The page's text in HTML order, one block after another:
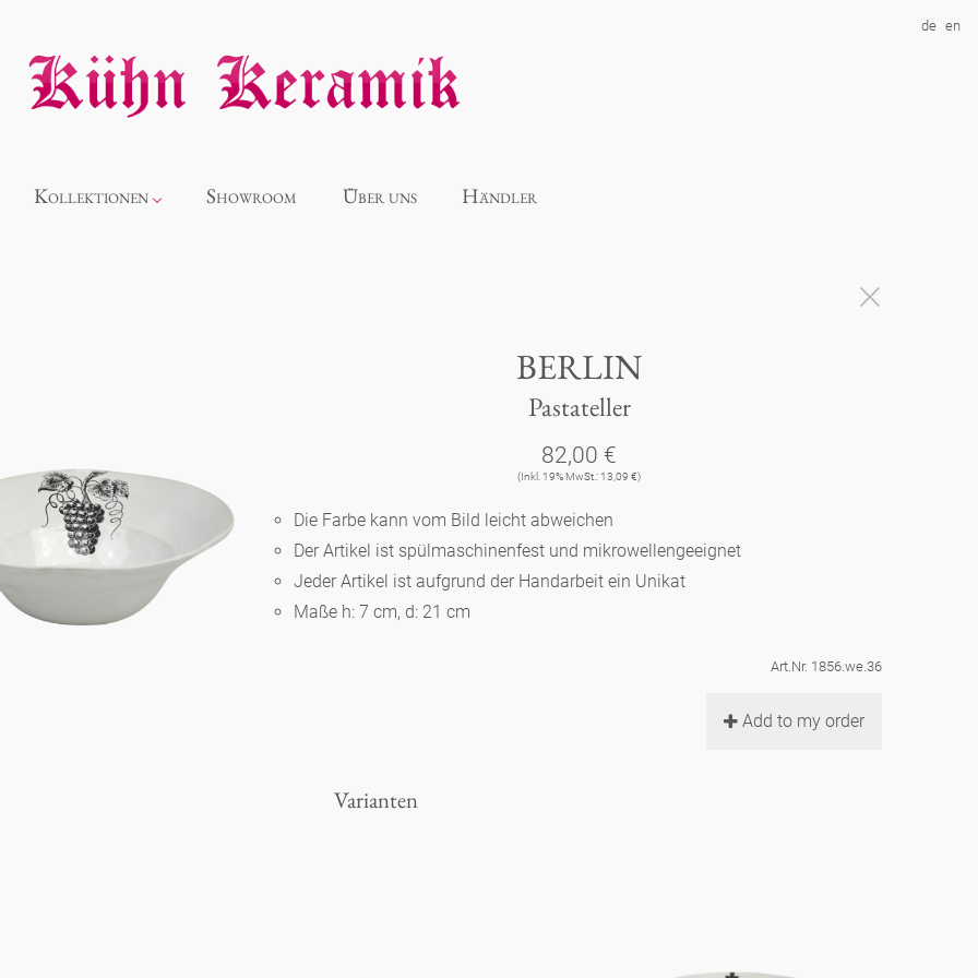
de en
Kollektionen
Souvenir
Berlin
Slumberland
Showroom Über uns Händler
BERLIN
Pastateller
82,00 €
(Inkl. 19% MwSt.: 13,09 €)
Die Farbe kann vom Bild leicht abweichen
Der Artikel ist spülmaschinenfest und mikrowellengeeignet
Jeder Artikel ist aufgrund der Handarbeit ein Unikat
Maße h: 7 cm, d: 21 cm
Art.Nr. 1856.we.36
Add to my order
Varianten